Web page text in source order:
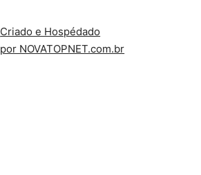
Criado e Hospédado
por NOVATOPNET.com.br